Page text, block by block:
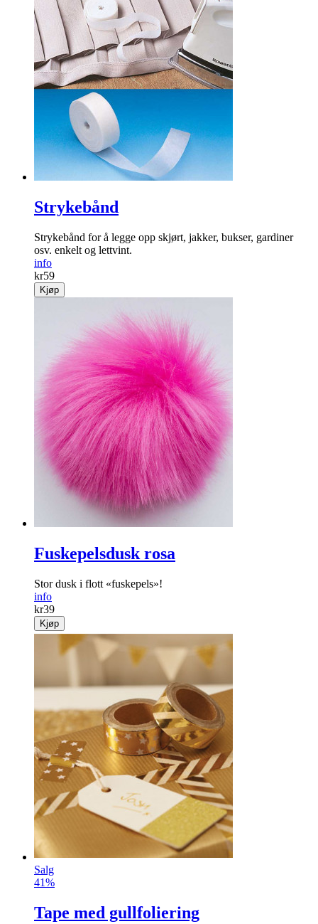
Strykebånd
Strykebånd for å legge opp skjørt, jakker, bukser, gardiner
osv. enkelt og lettvint.
info
kr59
Kjøp
Fuskepelsdusk rosa
Stor dusk i flott «fuskepels»!
info
kr39
Kjøp
Salg
41%
Tape med gullfoliering